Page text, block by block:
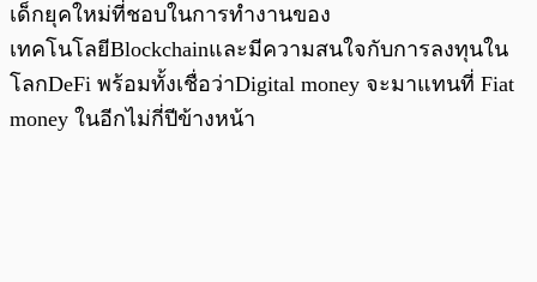
เด็กยุคใหม่ที่ชอบในการทำงานของ
เทคโนโลยีBlockchainและมีความสนใจกับการลงทุนใน
โลกDeFi พร้อมทั้งเชื่อว่าDigital money จะมาแทนที่ Fiat
money ในอีกไม่กี่ปีข้างหน้า